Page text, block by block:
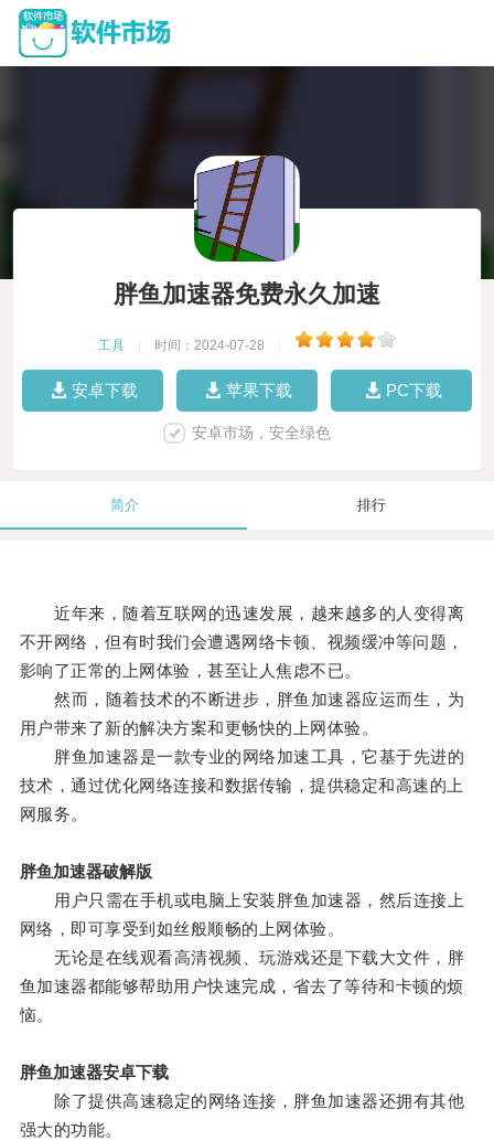
胖鱼加速器免费永久加速
工具 时间：2024-07-28
安卓下载 苹果下载 PC下载
安卓市场，安全绿色
简介 排行
近年来，随着互联网的迅速发展，越来越多的人变得离
不开网络，但有时我们会遭遇网络卡顿、视频缓冲等问题，
影响了正常的上网体验，甚至让人焦虑不已。
然而，随着技术的不断进步，胖鱼加速器应运而生，为
用户带来了新的解决方案和更畅快的上网体验。
胖鱼加速器是一款专业的网络加速工具，它基于先进的
技术，通过优化网络连接和数据传输，提供稳定和高速的上
网服务。
胖鱼加速器破解版
用户只需在手机或电脑上安装胖鱼加速器，然后连接上
网络，即可享受到如丝般顺畅的上网体验。
无论是在线观看高清视频、玩游戏还是下载大文件，胖
鱼加速器都能够帮助用户快速完成，省去了等待和卡顿的烦
恼。
胖鱼加速器安卓下载
除了提供高速稳定的网络连接，胖鱼加速器还拥有其他
强大的功能。